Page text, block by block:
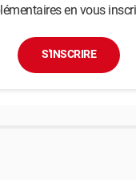
en vous
S'INSCRIRE